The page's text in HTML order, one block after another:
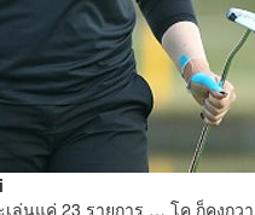
นแค่ 23 รายการ … โค ก็คงกวา